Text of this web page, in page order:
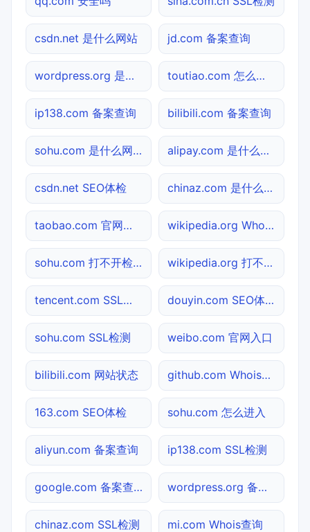
csdn.net 是什么网站 jd.com 备案查询
wordpress.org 是什么网站 toutiao.com 怎么进入
ip138.com 备案查询 bilibili.com 备案查询
sohu.com 是什么网站 alipay.com 是什么网站
csdn.net SEO体检 chinaz.com 是什么网站
taobao.com 官网入口 wikipedia.org Whois查询
sohu.com 打不开检测 wikipedia.org 打不开检测
tencent.com SSL检测 douyin.com SEO体检
sohu.com SSL检测 weibo.com 官网入口
bilibili.com 网站状态 github.com Whois查询
163.com SEO体检 sohu.com 怎么进入
aliyun.com 备案查询 ip138.com SSL检测
google.com 备案查询 wordpress.org 备案查询
chinaz.com SSL检测 mi.com Whois查询